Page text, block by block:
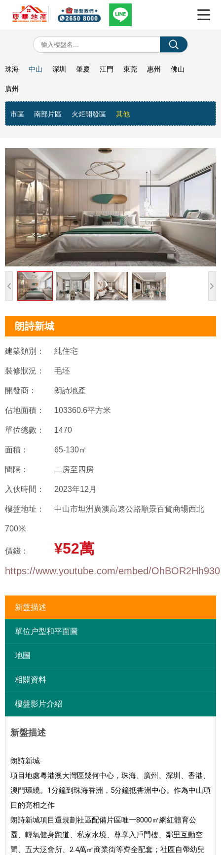
珠海 中山
市區 南部片區 火炬開發區 其他
深圳 肇慶 江門 東莞 惠州 佛山
廣州
朗詩新城
建築類別： 純住宅
裝修狀況： 毛坯
開發商： 朗詩地產
佔地面積： 103360.6平方米
單位總數： 1470
面積： 65-130㎡
間隔： 二房至四房
入伙時間： 2023年12月
樓盤地址： 中山市坦洲廣澳高速公路順景百貨商場西北
700米
價錢： ¥52萬
https://www.youtube.com/embed/OhBOR2Hh930
新盤描述
單位户型和平面圖
地圖
相關資料
樓盤影片介紹
新盤描述
朗詩新城-
項目地處粵港澳大灣區幾何中心，珠海、廣州、深圳、香港、
澳門環繞。1分鐘到珠海香洲，5分鐘抵香洲中心。作為中山項
目的亮相之作
朗詩新城項目還規劃社區配備片區唯一8000㎡網紅體育公
園、輕氧健身跑道、私家水境、尊享入戶門樓、鄰里互動空
間、五大泛會所、2.4萬㎡商業街等齊全配套；社區自帶幼兒